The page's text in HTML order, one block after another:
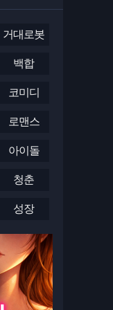
거대로봇
백합
코미디
로맨스
아이돌
청춘
성장